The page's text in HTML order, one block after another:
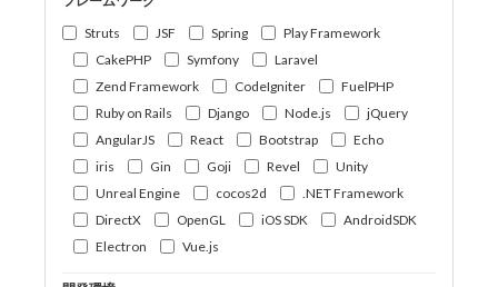
Struts
JSF Spring
Play Framework
CakePHP
Symfony
Laravel
Zend Framework
CodeIgniter
FuelPHP
Ruby on Rails
Django Node.js
jQuery
AngularJS
React Bootstrap
Echo
iris
Gin Goji Revel
Unity
Unreal Engine
cocos2d
.NET Framework
DirectX
OpenGL iOS SDK
AndroidSDK
Electron
Vue.js